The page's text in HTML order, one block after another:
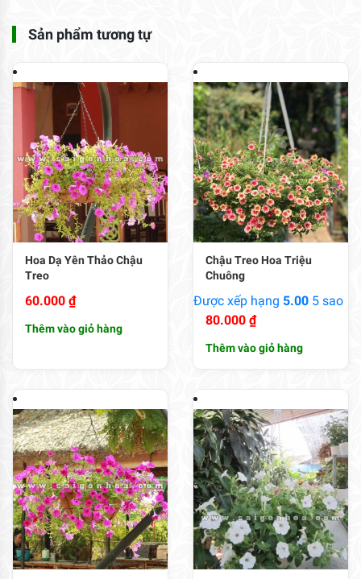
Sản phẩm tương tự
Hoa Dạ Yên Thảo Chậu
Treo
60.000 ₫
Thêm vào giỏ hàng
Chậu Treo Hoa Triệu
Chuông
Được xếp hạng 5.00 5 sao
80.000 ₫
Thêm vào giỏ hàng